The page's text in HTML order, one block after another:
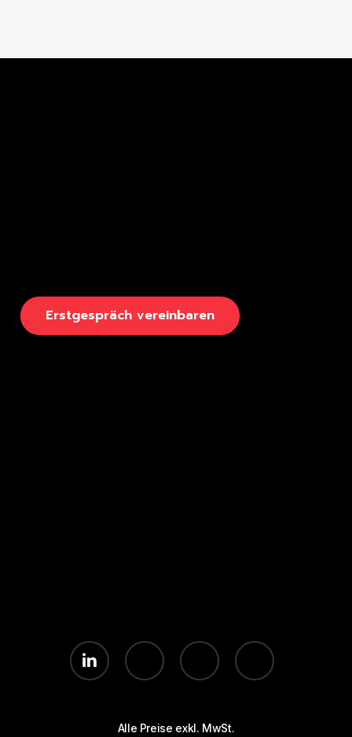
Erstgespräch vereinbaren
linkedin youtube instagram whatsapp
Alle Preise exkl. MwSt.